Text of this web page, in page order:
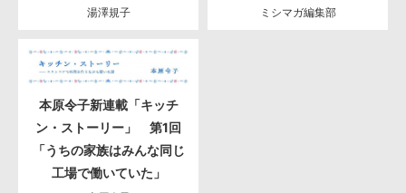
湯澤規子 ミシマガ編集部
本原令子新連載「キッチ
ン・ストーリー」 第1回
「うちの家族はみんな同じ
工場で働いていた」